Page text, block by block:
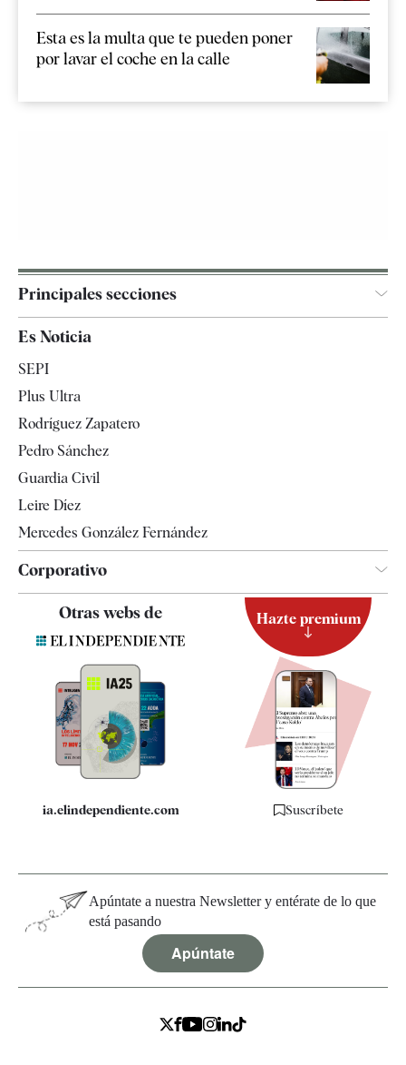
Esta es la multa que te pueden poner
por lavar el coche en la calle
Principales secciones
Televisión
Es Noticia
SEPI
Plus Ultra
Rodríguez Zapatero
Pedro Sánchez
Guardia Civil
Leire Díez
Mercedes González Fernández
Corporativo
Quiénes somos
Especificaciones
Otras webs de
ia.elindependiente.com
Hazte premium
Suscríbete
Apúntate a nuestra Newsletter y entérate de lo que
está pasando
Apúntate